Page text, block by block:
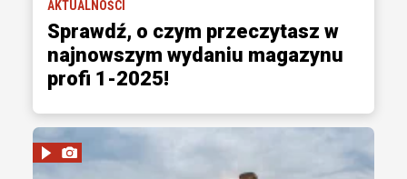
AKTUALNOŚCI
Sprawdź, o czym przeczytasz w
najnowszym wydaniu magazynu
profi 1-2025!